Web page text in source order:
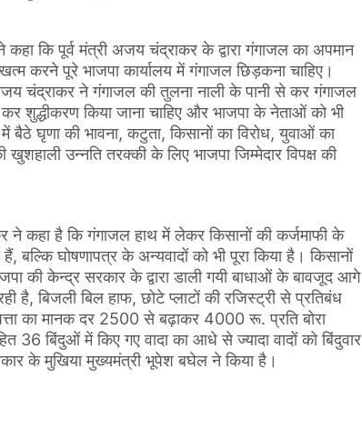
कि पूर्व मंत्री अजय चंद्राकर के द्वारा गंगाजल का अपमान
करने पूरे भाजपा कार्यालय में गंगाजल छिड़कना चाहिए।
चंद्राकर ने गंगाजल की तुलना नाली के पानी से कर गंगाजल
शुद्धीकरण किया जाना चाहिए और भाजपा के नेताओं को भी
घृणा की भावना, कटुता, किसानों का विरोध, युवाओं का
खुशहाली उन्नति तरक्की के लिए भाजपा जिम्मेदार विपक्ष की
कहा है कि गंगाजल हाथ में लेकर किसानों की कर्जमाफी के
बल्कि घोषणापत्र के अन्यवादों को भी पूरा किया है। किसानों
की केन्द्र सरकार के द्वारा डाली गयी बाधाओं के बावजूद आगे
है, बिजली बिल हाफ, छोटे प्लाटों की रजिस्ट्री से प्रतिबंध
का मानक दर 2500 से बढ़ाकर 4000 रू. प्रति बोरा
36 बिंदुओं में किए गए वादा का आधे से ज्यादा वादों को बिंदुवार
के मुखिया मुख्यमंत्री भूपेश बघेल ने किया है।